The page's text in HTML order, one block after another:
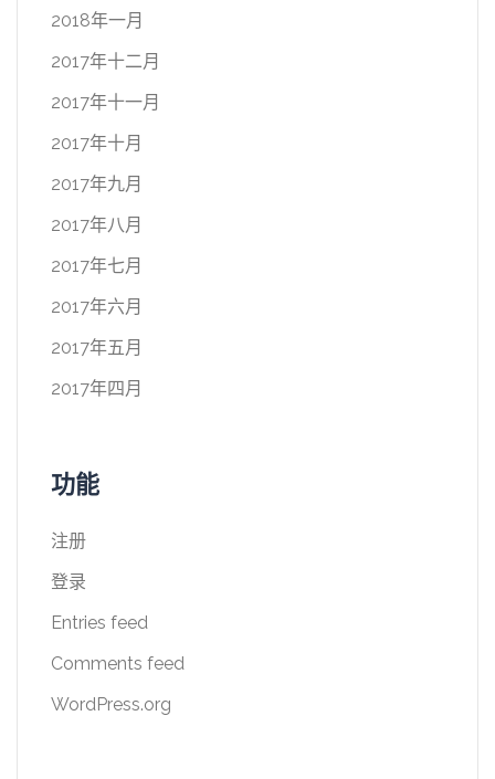
2018年一月
2017年十二月
2017年十一月
2017年十月
2017年九月
2017年八月
2017年七月
2017年六月
2017年五月
2017年四月
功能
注册
登录
Entries feed
Comments feed
WordPress.org